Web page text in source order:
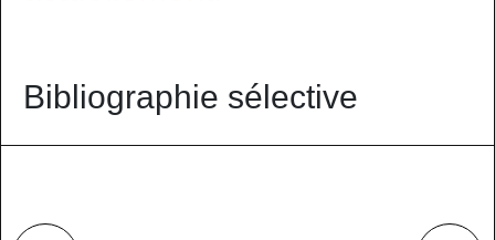
Bibliographie sélective